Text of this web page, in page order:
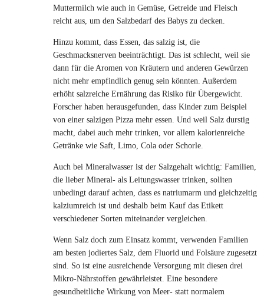
Muttermilch wie auch in Gemüse, Getreide und Fleisch
reicht aus, um den Salzbedarf des Babys zu decken.
Hinzu kommt, dass Essen, das salzig ist, die
Geschmacksnerven beeinträchtigt. Das ist schlecht, weil sie
dann für die Aromen von Kräutern und anderen Gewürzen
nicht mehr empfindlich genug sein könnten. Außerdem
erhöht salzreiche Ernährung das Risiko für Übergewicht.
Forscher haben herausgefunden, dass Kinder zum Beispiel
von einer salzigen Pizza mehr essen. Und weil Salz durstig
macht, dabei auch mehr trinken, vor allem kalorienreiche
Getränke wie Saft, Limo, Cola oder Schorle.
Auch bei Mineralwasser ist der Salzgehalt wichtig: Familien,
die lieber Mineral- als Leitungswasser trinken, sollten
unbedingt darauf achten, dass es natriumarm und gleichzeitig
kalziumreich ist und deshalb beim Kauf das Etikett
verschiedener Sorten miteinander vergleichen.
Wenn Salz doch zum Einsatz kommt, verwenden Familien
am besten jodiertes Salz, dem Fluorid und Folsäure zugesetzt
sind. So ist eine ausreichende Versorgung mit diesen drei
Mikro-Nährstoffen gewährleistet. Eine besondere
gesundheitliche Wirkung von Meer- statt normalem